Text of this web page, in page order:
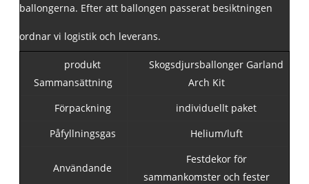
ballongerna. Efter att ballongen passerat besiktningen
ordnar vi logistik och leverans.
produkt
Sammansättning
Skogsdjursballonger Garland
Arch Kit
Förpackning
individuellt paket
Påfyllningsgas
Helium/luft
Användande
Festdekor för
sammankomster och fester